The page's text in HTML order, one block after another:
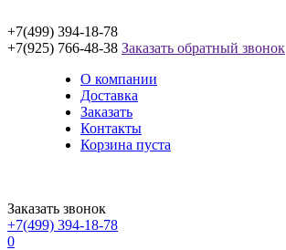
+7(499) 394-18-78
+7(925) 766-48-38 Заказать обратный звонок
О компании
Доставка
Заказать
Контакты
Корзина пуста
Заказать звонок
+7(499) 394-18-78
0